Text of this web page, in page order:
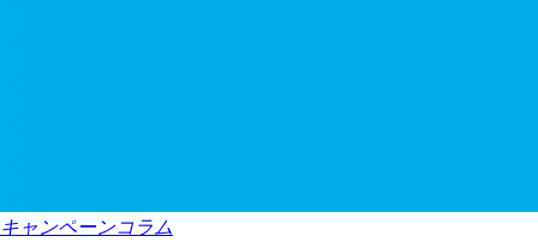
キャンペーンコラム